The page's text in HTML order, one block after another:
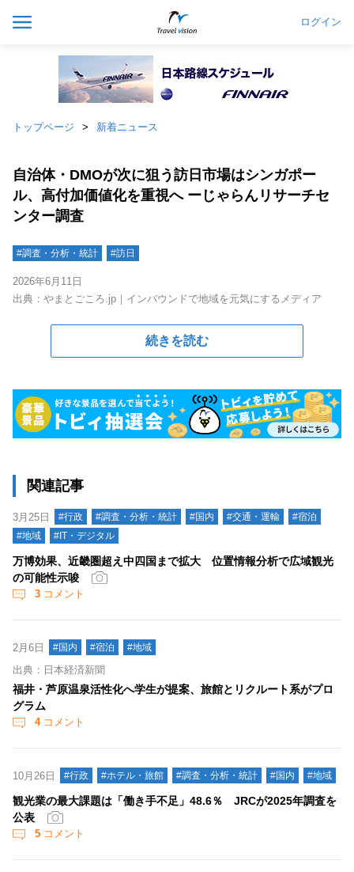
ログイン
トップページ 新着ニュース
自治体・DMOが次に狙う訪日市場はシンガポー
ル、高付加価値化を重視へ ーじゃらんリサーチセ
ンター調査
#調査・分析・統計 #訪日
2026年6月11日
出典：やまとごころ.jp｜インバウンドで地域を元気にするメディア
続きを読む
関連記事
3月25日 #行政 #調査・分析・統計 #国内 #交通・運輸
#宿泊
#地域
#IT・デジタル
万博効果、近畿圏超え中四国まで拡大 位置情報分析で広域観光
の可能性示唆
3 コメント
2月6日 #国内 #宿泊 #地域
出典：日本経済新聞
福井・芦原温泉活性化へ学生が提案、旅館とリクルート系がプロ
グラム
4コメント
10月26日 #行政 #ホテル・旅館 #調査・分析・統計 #国内 #地域
観光業の最大課題は「働き手不足」48.6％ JRCが2025年調査を
公表
5 コメント